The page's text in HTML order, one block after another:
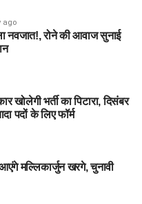
और सामाजिक विकास में
ago
नवजात!, रोने की आवाज सुनाई
खोलेगी भर्ती का पिटारा, दिसंबर
पदों के लिए फॉर्म
मल्लिकार्जुन खरगे, चुनावी